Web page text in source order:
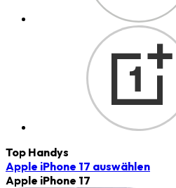
Top Handys
Apple iPhone 17 auswählen
Apple iPhone 17